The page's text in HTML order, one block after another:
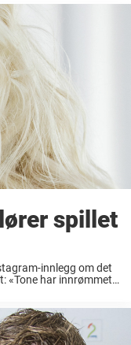
spillet
innlegg om det
«Tone har innrømmet